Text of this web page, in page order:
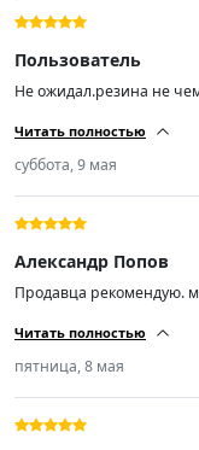
Пользователь
Не ожидал.резина не
Читать полностью
суббота, 9 мая
Александр Попов
Продавца рекомендую.
Читать полностью
пятница, 8 мая